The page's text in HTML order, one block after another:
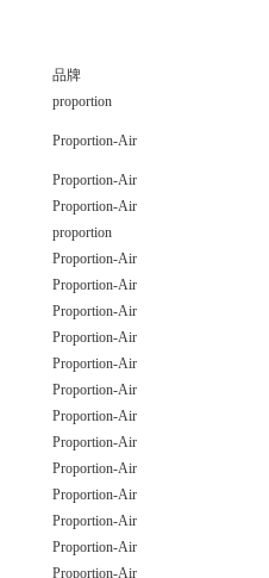
品牌
proportion
Proportion-Air
Proportion-Air
Proportion-Air
proportion
Proportion-Air
Proportion-Air
Proportion-Air
Proportion-Air
Proportion-Air
Proportion-Air
Proportion-Air
Proportion-Air
Proportion-Air
Proportion-Air
Proportion-Air
Proportion-Air
Proportion-Air